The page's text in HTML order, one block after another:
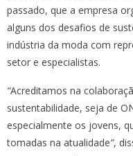
passado, que a empresa
alguns dos desafios de
indústria da moda com
setor e especialistas.
“Acreditamos na
sustentabilidade, seja de
especialmente os jovens,
tomadas na atualidade”,